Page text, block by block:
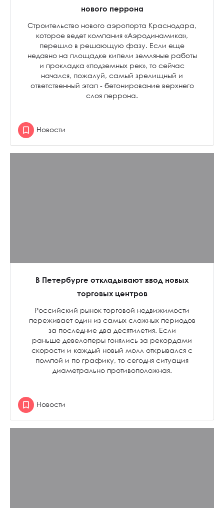
нового перрона
Строительство нового аэропорта Краснодара,
которое ведет компания «Аэродинамика»,
перешло в решающую фазу. Если еще
недавно на площадке кипели земляные работы
и прокладка «подземных рек», то сейчас
начался, пожалуй, самый зрелищный и
ответственный этап - бетонирование верхнего
слоя перрона.
Новости
В Петербурге откладывают ввод новых
торговых центров
Российский рынок торговой недвижимости
переживает один из самых сложных периодов
за последние два десятилетия. Если
раньше девелоперы гонялись за рекордами
скорости и каждый новый молл открывался с
помпой и по графику, то сегодня ситуация
диаметрально противоположная.
Новости